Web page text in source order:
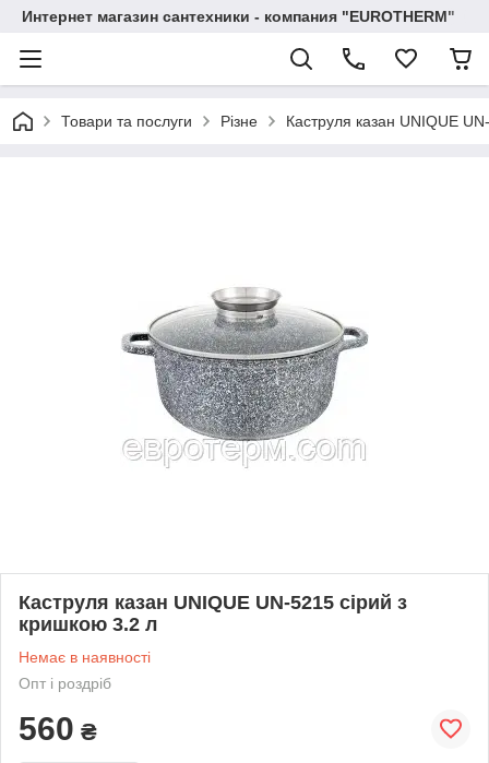
Интернет магазин сантехники - компания "EUROTHERM"
Товари та послуги Різне Каструля казан UNIQUE
Каструля казан UNIQUE UN-5215 сірий з
кришкою 3.2 л
Немає в наявності
Опт і роздріб
560 ₴